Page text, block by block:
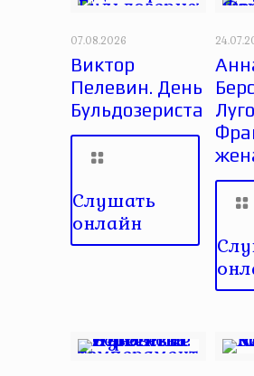
07.08.2026
Виктор
Пелевин. День
Бульдозериста
Слушать
онлайн